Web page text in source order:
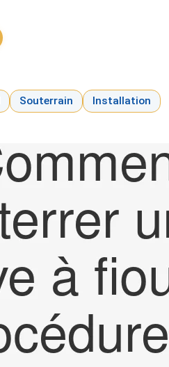
Souterrain Installation